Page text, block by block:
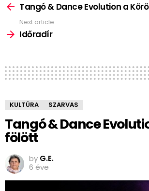
moreTangó & Dance Evolution a
Next article
Időradír
KULTÚRA SZARVAS
Tangó & Dance
fölött
by G.E.
6 éve